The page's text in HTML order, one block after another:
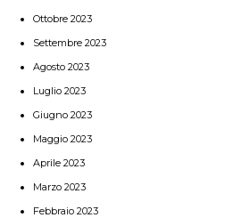
Ottobre 2023
Settembre 2023
Agosto 2023
Luglio 2023
Giugno 2023
Maggio 2023
Aprile 2023
Marzo 2023
Febbraio 2023